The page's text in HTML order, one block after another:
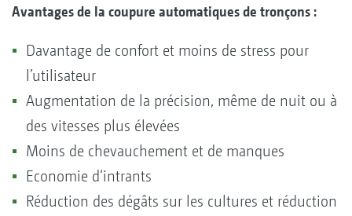
Avantages de la coupure automatiques de tronçons :
Davantage de confort et moins de stress pour
l’utilisateur
Augmentation de la précision, même de nuit ou à
des vitesses plus élevées
Moins de chevauchement et de manques
Economie d‘intrants
Réduction des dégâts sur les cultures et réduction